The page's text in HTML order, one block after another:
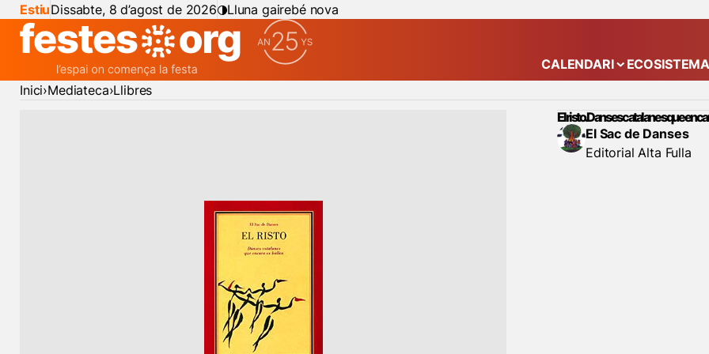
EstiuDissabte, 8 d’agost de 2026 Lluna gairebé nova
CALENDARI Mostra el
ECOSISTEMA
Inici Mediateca Llibres
El risto. Danses catalanes que
El Sac de Danses
Editorial Alta Fulla